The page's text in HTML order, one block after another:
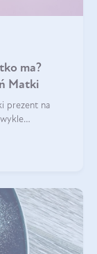
ma?
Matki
prezent na